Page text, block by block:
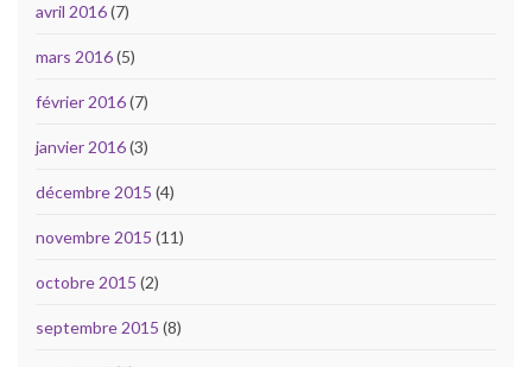
avril 2016(7)
mars 2016(5)
février 2016(7)
janvier 2016(3)
décembre 2015 (4)
novembre 2015 (11)
octobre 2015 (2)
septembre 2015 (8)